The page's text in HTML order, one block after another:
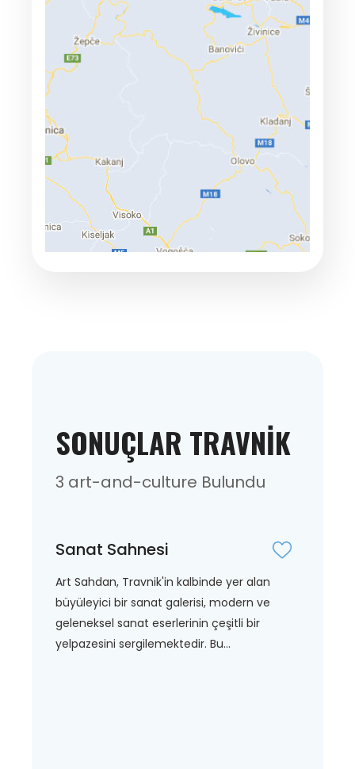
SONUÇLAR TRAVNIK
3 art-and-culture Bulundu
Sanat Sahnesi
Art Sahdan, Travnik'in kalbinde yer alan
büyüleyici bir sanat galerisi, modern ve
geleneksel sanat eserlerinin çeşitli bir
yelpazesini sergilemektedir. Bu...